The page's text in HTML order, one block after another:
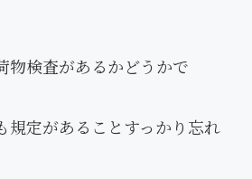
物検査があるかどうかで
規定があることすっかり忘れ